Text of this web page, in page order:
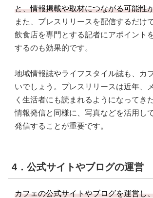
と、情報掲載や取材につながる可能性
また、プレスリリースを配信するだけ
飲食店を専門とする記者にアポイント
するのも効果的です。
地域情報誌やライフスタイル誌も、カ
いでしょう。プレスリリースは近年、
く生活者にも読まれるようになってき
情報発信と同様に、写真などを活用し
発信することが重要です。
4．公式サイトやブログの運営
カフェの公式サイトやブログを運営し